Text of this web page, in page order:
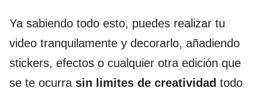
Ya sabiendo todo esto, puedes realizar tu
video tranquilamente y decorarlo, añadiendo
stickers, efectos o cualquier otra edición que
se te ocurra sin limites de creatividad todo